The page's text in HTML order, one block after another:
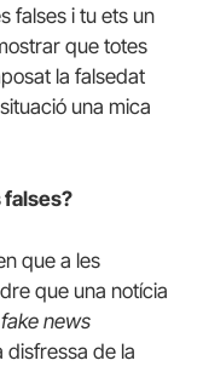
falses i tu ets un
que totes
la falsedat
una mica
falses?
que a les
que una notícia
fake news
disfressa de la